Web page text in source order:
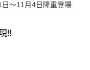
～11月4日隆重登場
!!